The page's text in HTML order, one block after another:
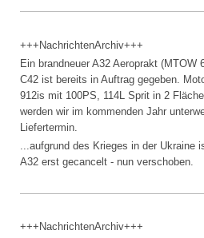
+++NachrichtenArchiv+++
Ein brandneuer A32 Aeroprakt (MTOW
C42 ist bereits in Auftrag gegeben.
912is mit 100PS, 114L Sprit in 2
werden wir im kommenden Jahr
Liefertermin.
...aufgrund des Krieges in der Ukraine
A32 erst gecancelt - nun verschoben.
+++NachrichtenArchiv+++